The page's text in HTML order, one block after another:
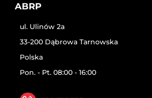
ABRP
ul. Ulinów 2a
33-200 Dąbrowa Tarnowska
Polska
Pon. - Pt. 08:00 - 16:00